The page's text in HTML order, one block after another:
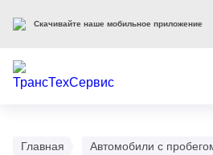
Главная Автомобили с
Скачивайте наше мобильное приложение